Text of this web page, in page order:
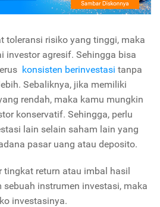
toleransi risiko yang tinggi, maka
investor agresif. Sehingga bisa
konsisten berinvestasi tanpa
Sebaliknya, jika memiliki
rendah, maka kamu mungkin
konservatif. Sehingga, perlu
lain selain saham lain yang
pasar uang atau deposito.
tingkat return atau imbal hasil
instrumen investasi, maka
investasinya.